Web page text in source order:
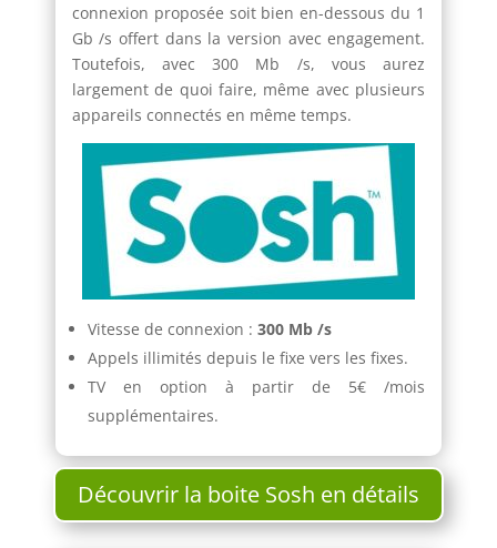
connexion proposée soit bien en-dessous du 1
Gb /s offert dans la version avec engagement.
Toutefois, avec 300 Mb /s, vous aurez
largement de quoi faire, même avec plusieurs
appareils connectés en même temps.
Vitesse de connexion : 300 Mb /s
Appels illimités depuis le fixe vers les fixes.
TV en option à partir de 5€ /mois
supplémentaires.
Découvrir la boite Sosh en détails